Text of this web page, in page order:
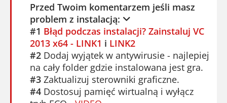
Przed Twoim komentarzem jeśli masz
problem z instalacją:
#1 Błąd podczas instalacji? Zainstaluj VC
2013 x64 - LINK1 i LINK2
#2 Dodaj wyjątek w antywirusie - najlepiej
na cały folder gdzie instalowana jest gra.
#3 Zaktualizuj sterowniki graficzne.
#4 Dostosuj pamięć wirtualną i wyłącz